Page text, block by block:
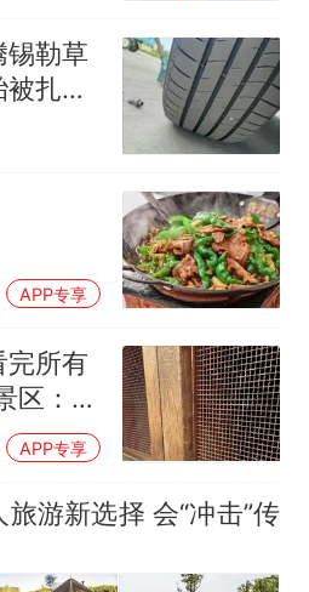
锡勒草
扎，
达千
报
APP专享
完所有
区：部
，游客
APP专享
游新选择 会“冲击”传